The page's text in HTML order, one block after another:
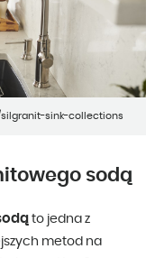
silgranit-sink-collections
sodą
to jedna z
metod na